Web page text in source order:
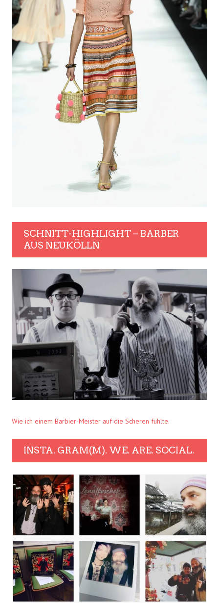
SCHNITT-HIGHLIGHT – BARBER
AUS NEUKÖLLN
Wie ich einem Barbier-Meister auf die Scheren fühlte.
INSTA. GRAM(M). WE. ARE. SOCIAL.